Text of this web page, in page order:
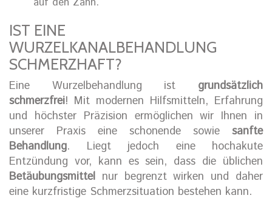
IST EINE
WURZELKANALBEHANDLUNG
SCHMERZHAFT?
Eine Wurzelbehandlung ist grundsätzlich
schmerzfrei! Mit modernen Hilfsmitteln, Erfahrung
und höchster Präzision ermöglichen wir Ihnen in
unserer Praxis eine schonende sowie sanfte
Behandlung. Liegt jedoch eine hochakute
Entzündung vor, kann es sein, dass die üblichen
Betäubungsmittel nur begrenzt wirken und daher
eine kurzfristige Schmerzsituation bestehen kann.